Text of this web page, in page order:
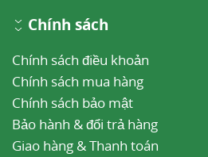
Chính sách
Chính sách điều khoản
Chính sách mua hàng
Chính sách bảo mật
Bảo hành & đổi trả hàng
Giao hàng & Thanh toán